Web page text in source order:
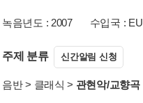
녹음년도 : 2007 수입국 : EU
주제 분류 신간알림 신청
음반> 클래식 > 관현악/교향곡